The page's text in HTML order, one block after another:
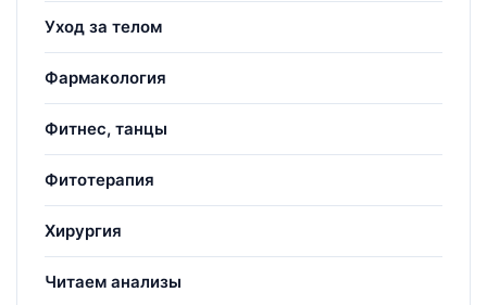
Уход за телом
Фармакология
Фитнес, танцы
Фитотерапия
Хирургия
Читаем анализы